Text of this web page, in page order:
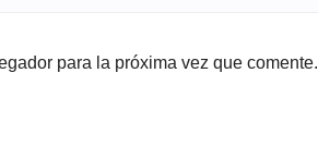
para la próxima vez que comente.